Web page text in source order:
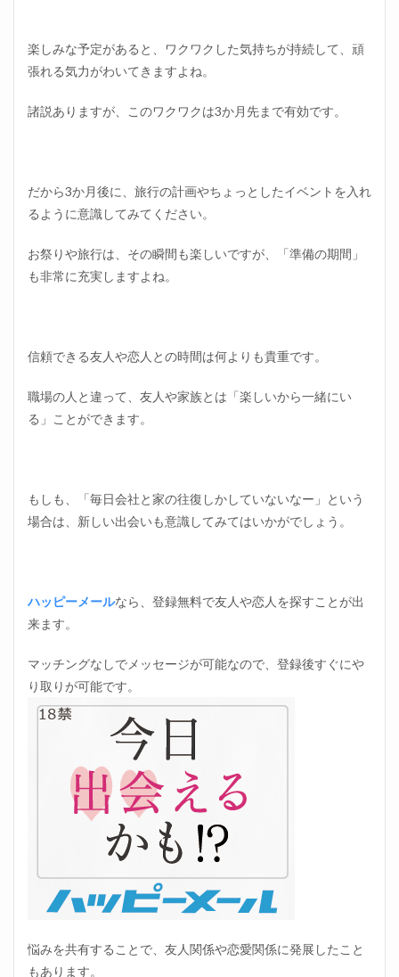
楽しみな予定があると、ワクワクした気持ちが持続して、頑
張れる気力がわいてきますよね。
諸説ありますが、このワクワクは3か月先まで有効です。
だから3か月後に、旅行の計画やちょっとしたイベントを入れ
るように意識してみてください。
お祭りや旅行は、その瞬間も楽しいですが、「準備の期間」
も非常に充実しますよね。
信頼できる友人や恋人との時間は何よりも貴重です。
職場の人と違って、友人や家族とは「楽しいから一緒にい
る」ことができます。
もしも、「毎日会社と家の往復しかしていないなー」という
場合は、新しい出会いも意識してみてはいかがでしょう。
ハッピーメールなら、登録無料で友人や恋人を探すことが出
来ます。
マッチングなしでメッセージが可能なので、登録後すぐにや
り取りが可能です。
悩みを共有することで、友人関係や恋愛関係に発展したこと
もあります。